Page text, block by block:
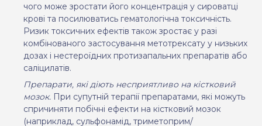
чого може зростати його концентрація у сироватці
крові та посилюватись гематологічна токсичність.
Ризик токсичних ефектів також зростає у разі
комбінованого застосування метотрексату у низьких
дозах і нестероїдних протизапальних препаратів або
саліцилатів.
Препарати, які діють несприятливо на кістковий
мозок. При супутній терапії препаратами, які можуть
спричиняти побічні ефекти на кістковий мозок
(наприклад, сульфонамід, триметоприм/